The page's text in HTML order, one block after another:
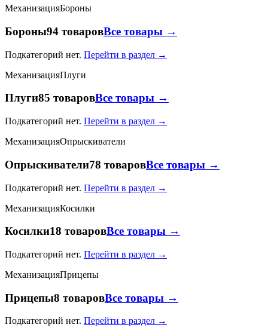
МеханизацияБороны
Бороны94 товаровВсе товары →
Подкатегорий нет. Перейти в раздел →
МеханизацияПлуги
Плуги85 товаровВсе товары →
Подкатегорий нет. Перейти в раздел →
МеханизацияОпрыскиватели
Опрыскиватели78 товаровВсе товары →
Подкатегорий нет. Перейти в раздел →
МеханизацияКосилки
Косилки18 товаровВсе товары →
Подкатегорий нет. Перейти в раздел →
МеханизацияПрицепы
Прицепы8 товаровВсе товары →
Подкатегорий нет. Перейти в раздел →